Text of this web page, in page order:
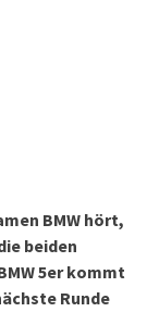
BMW hört,
beiden
5er kommt
Runde